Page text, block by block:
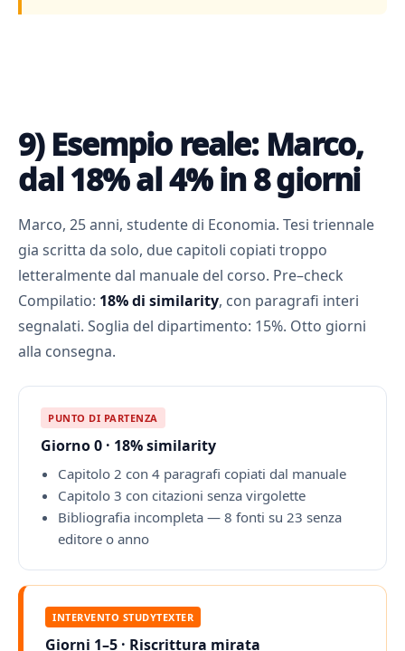
9) Esempio reale: Marco,
dal 18% al 4% in 8 giorni
Marco, 25 anni, studente di Economia. Tesi triennale
gia scritta da solo, due capitoli copiati troppo
letteralmente dal manuale del corso. Pre–check
Compilatio: 18% di similarity, con paragrafi interi
segnalati. Soglia del dipartimento: 15%. Otto giorni
alla consegna.
PUNTO DI PARTENZA
Giorno 0 · 18% similarity
Capitolo 2 con 4 paragrafi copiati dal manuale
Capitolo 3 con citazioni senza virgolette
Bibliografia incompleta — 8 fonti su 23 senza
editore o anno
INTERVENTO STUDYTEXTER
Giorni 1–5 · Riscrittura mirata